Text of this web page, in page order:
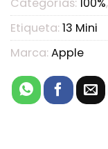
Etiqueta: 13 Mini
Marca: Apple